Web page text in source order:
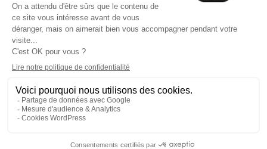
Contactez-nous-Mentions légales-CGV-Politique de
confidentialité-Gestion des cookies